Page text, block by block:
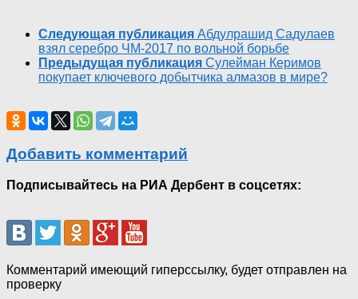
Следующая публикация Абдулрашид Садулаев
взял серебро ЧМ-2017 по вольной борьбе
Предыдущая публикация Сулейман Керимов
покупает ключевого добытчика алмазов в мире?
Добавить комментарий
Подписывайтесь на РИА Дербент в соцсетях:
Комментарий имеющий гиперссылку, будет отправлен на
проверку